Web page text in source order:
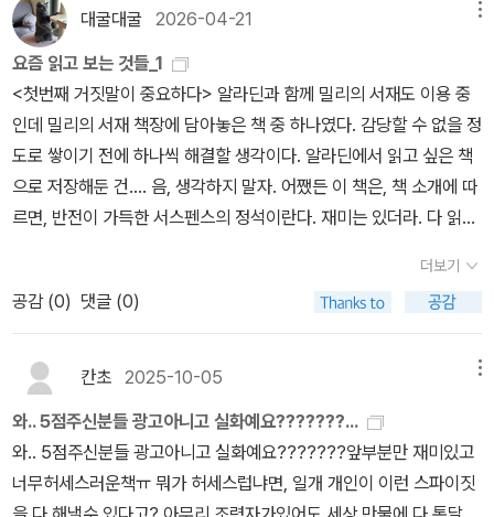
출간 첫해만 미국에서만 100만부 이상 판매되기도 한 작품이다. 주
인공 에비 포터와 남자친구 라이언이 친구들을 집에 초대해 근사한
저녁 식사를 함께 하는 장면으로 이야기가 시작되는 이 작품은 과거
스미스 씨라는 미스터리한 고용주 밑에서 다양한 신분으로 임무를 수
행했던 주인공의 현재와 교차하면서 이야기가 전개가 되는 작품으로,
사랑, 정체성, 생존 사이에서 갈등하는 주인공의 모습을 잘 그려낸 작
품이다. ‘ 내 앞에 진짜 내 이름을 가진 여자가 나타난다‘ 라는 기발한
설정으로 이야기를 이끌어가는 이 작품은 호기심을 강하게 불러일으
키고, 초반부부터 페이지가 술술 잘 넘어갈 정도로 몰입감이 강한 서
스펜스이다. 또한 문장 하나하나가 매끄러워서 가독성이 좋은 작품이
이 이후 모든 선택과 관계를 결정짓는다라는 것을 보여주는 이 작품
은 거짓말이 쌓이게되면 어떤 파국을 불러오는지, 인생을 어떻게 지
배하는지를 잘 보여준다. 주인공은 가짜 신분으로 살아간다. 그 가짜
신분이 어느 순간 진짜 일부가 되어버리면서, 거짓된 정체성으로 살
아간다. 생존을 위해 거짓말을 해야 하는 주인공은 과연 누구일까?
대굴대굴 2026-04-21
요즘 읽고 보는 것들_1
<첫번째 거짓말이 중요하다> 알라딘과 함께 밀리의 서재도 이용 중
인데 밀리의 서재 책장에 담아놓은 책 중 하나였다. 감당할 수 없을 정
도로 쌓이기 전에 하나씩 해결할 생각이다. 알라딘에서 읽고 싶은 책
으로 저장해둔 건…. 음, 생각하지 말자. 어쨌든 이 책은, 책 소개에 따
르면, 반전이 가득한 서스펜스의 정석이란다. 재미는 있더라. 다 읽고
일기> 정해연 작가의 초기작. 질질 끌지 않고 속도감이 있어서 술술
읽히는 건 여전하다. 다만 베테랑 형사의 선택이 이해가 가지 않는 터
라 그 이후부턴 흥미가 조금 떨어졌다. 그리고 소설에서 사회에 대한
작가의 생각을 너무 직접 설명하려 드는 건 다소 부담스럽다. 예전엔
안 그랬었는데. 이것도 나이 들어 그런 건가?'말세의 제한선이 매일같
이 무너지고 있다는 거야. 주식으로 말하자면 매일같이 상한가를 치
는 거지. 사람들은 그 말세 속에서 끊임없이 약해지거나 혹은 악해
져.'- 본문 인용딱 여기까지만 했었어야 했다.<바람의 검심> 대학교
더보기
공감 (0) 댓글 (0)
칸초 2025-10-05
와.. 5점주신분들 광고아니고 실화예요???????...
와.. 5점주신분들 광고아니고 실화예요???????앞부분만 재미있고
너무허세스러운책ㅠ 뭐가 허세스럽냐면, 일개 개인이 이런 스파이짓